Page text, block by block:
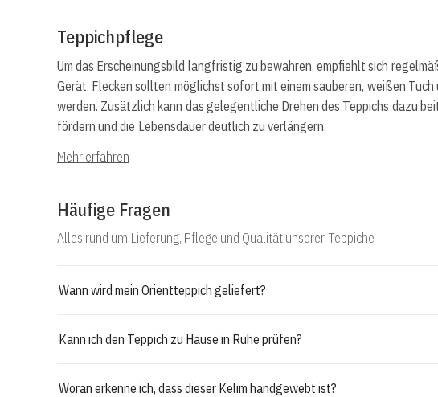
Teppichpflege
Um das Erscheinungsbild langfristig zu bewahren, empfiehlt sich
Gerät. Flecken sollten möglichst sofort mit einem sauberen, weißen
werden. Zusätzlich kann das gelegentliche Drehen des Teppichs dazu
fördern und die Lebensdauer deutlich zu verlängern.
Mehr erfahren
Häufige Fragen
Alles rund um Lieferung, Pflege und Qualität unserer Teppiche
Wann wird mein Orientteppich geliefert?
Kann ich den Teppich zu Hause in Ruhe prüfen?
Woran erkenne ich, dass dieser Kelim handgewebt ist?